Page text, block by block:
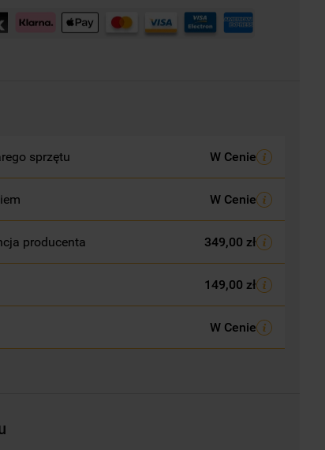
sprzętu W Cenie
W Cenie
producenta 349,00 zł
149,00 zł
W Cenie